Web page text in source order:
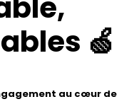
🍏
au cœur de